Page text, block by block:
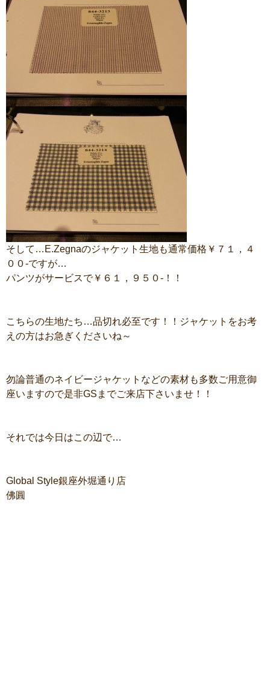
そして…E.Zegnaのジャケット生地も通常価格￥７１，４
００-ですが…
パンツがサービスで￥６１，９５０-！！
こちらの生地たち…品切れ必至です！！ジャケットをお考
えの方はお急ぎくださいね～
勿論普通のネイビージャケットなどの素材も多数ご用意御
座いますので是非GSまでご来店下さいませ！！
それでは今日はこの辺で…
Global Style銀座外堀通り店
佛圓